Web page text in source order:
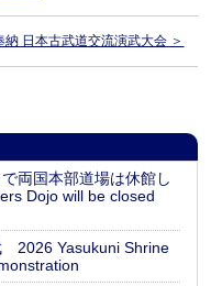
日本古武道交流演武大会 ＞
両国本部道場は休館し
Dojo will be closed
2026 Yasukuni Shrine